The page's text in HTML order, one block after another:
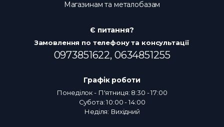
Магазинам та металобазам
Є питання?
Замовлення по телефону та консультації
0973851622, 0634851255
Графік роботи
Понеділок - П'ятниця: 8:30 - 17:00
Субота: 10:00 - 14:00
Неділя: Вихідний